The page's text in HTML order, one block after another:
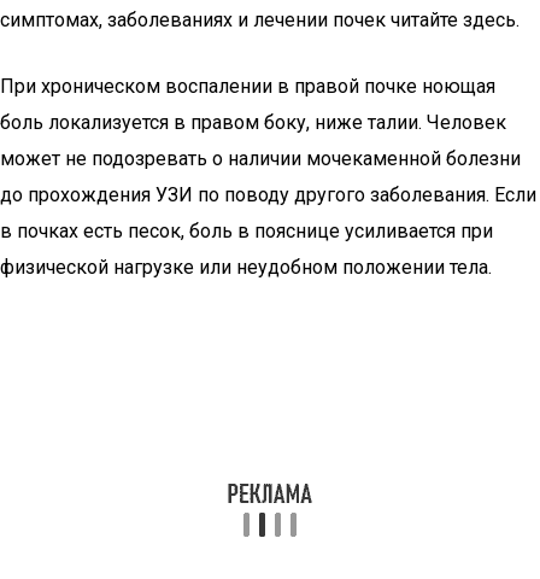
симптомах, заболеваниях и лечении почек читайте здесь.
При хроническом воспалении в правой почке ноющая
боль локализуется в правом боку, ниже талии. Человек
может не подозревать о наличии мочекаменной болезни
до прохождения УЗИ по поводу другого заболевания. Если
в почках есть песок, боль в пояснице усиливается при
физической нагрузке или неудобном положении тела.